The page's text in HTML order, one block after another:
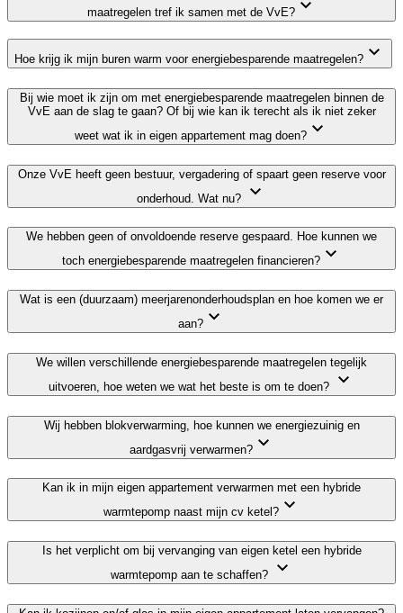
maatregelen tref ik samen met de VvE?
Hoe krijg ik mijn buren warm voor energiebesparende maatregelen?
Bij wie moet ik zijn om met energiebesparende maatregelen binnen de
VvE aan de slag te gaan? Of bij wie kan ik terecht als ik niet zeker
weet wat ik in eigen appartement mag doen?
Onze VvE heeft geen bestuur, vergadering of spaart geen reserve voor
onderhoud. Wat nu?
We hebben geen of onvoldoende reserve gespaard. Hoe kunnen we
toch energiebesparende maatregelen financieren?
Wat is een (duurzaam) meerjarenonderhoudsplan en hoe komen we er
aan?
We willen verschillende energiebesparende maatregelen tegelijk
uitvoeren, hoe weten we wat het beste is om te doen?
Wij hebben blokverwarming, hoe kunnen we energiezuinig en
aardgasvrij verwarmen?
Kan ik in mijn eigen appartement verwarmen met een hybride
warmtepomp naast mijn cv ketel?
Is het verplicht om bij vervanging van eigen ketel een hybride
warmtepomp aan te schaffen?